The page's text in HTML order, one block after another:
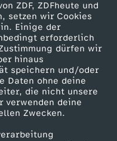
ZDF, ZDFheute und
setzen wir Cookies
Einige der
erforderlich
dürfen wir
hinaus
speichern und/oder
Daten ohne deine
die nicht unsere
verwenden deine
Zwecken.
zum ZDF